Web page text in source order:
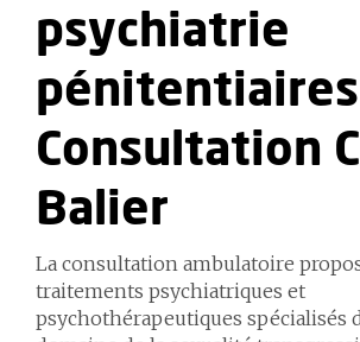
psychiatrie
Consultation
Balier
La consultation ambulatoire
traitements psychiatriques et
psychothérapeutiques spécialisés